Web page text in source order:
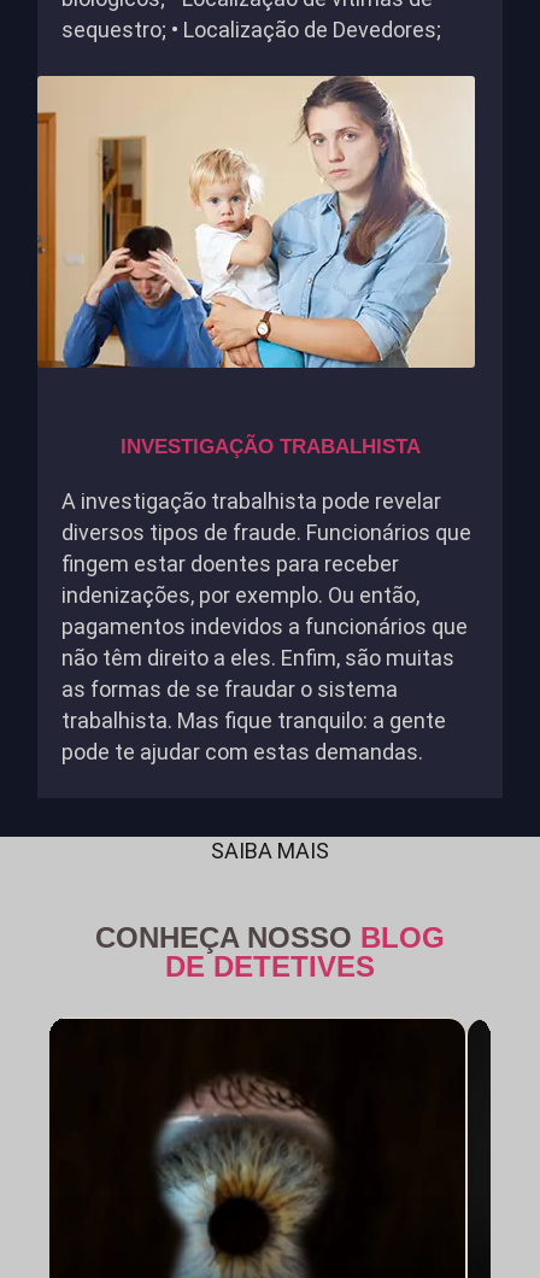
sequestro; • Localização de Devedores;
INVESTIGAÇÃO TRABALHISTA
A investigação trabalhista pode revelar
diversos tipos de fraude. Funcionários que
fingem estar doentes para receber
indenizações, por exemplo. Ou então,
pagamentos indevidos a funcionários que
não têm direito a eles. Enfim, são muitas
as formas de se fraudar o sistema
trabalhista. Mas fique tranquilo: a gente
pode te ajudar com estas demandas.
SAIBA MAIS
CONHEÇA NOSSO BLOG
DE DETETIVES